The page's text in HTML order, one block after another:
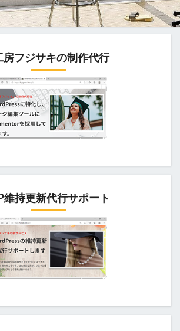
房フジサキの制作代行
維持更新代行サポート